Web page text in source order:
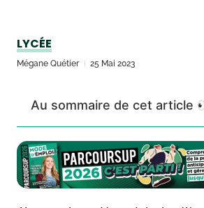
LYCÉE
Mégane Quétier 25 Mai 2023
Au sommaire de cet article